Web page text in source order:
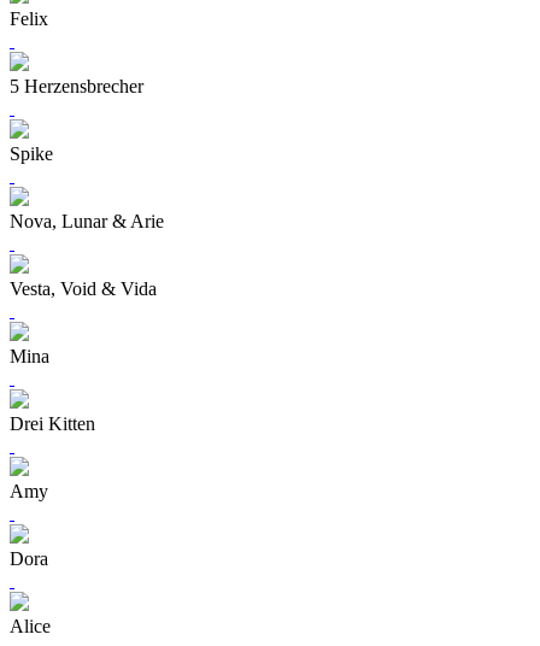
Felix
5 Herzensbrecher
Spike
Nova, Lunar & Arie
Vesta, Void & Vida
Mina
Drei Kitten
Amy
Dora
Alice